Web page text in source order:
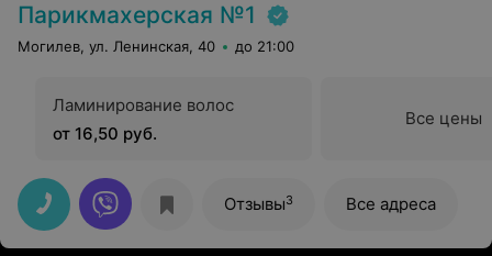
Парикмахерская №1
Могилев, ул. Ленинская, 40 до 21:00
Ламинирование волос
от 16,50 руб.
Все цены
Отзывы3 Все адреса